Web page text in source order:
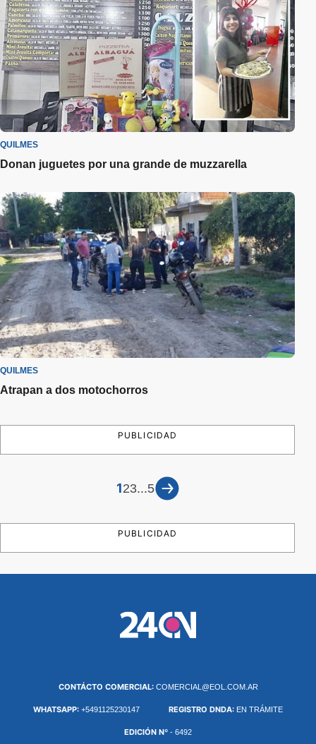
QUILMES
Donan juguetes por una grande de muzzarella
QUILMES
Atrapan a dos motochorros
PUBLICIDAD
123...5
PUBLICIDAD
CONTÁCTO COMERCIAL: COMERCIAL@EOL.COM.AR
WHATSAPP: +5491125230147 REGISTRO DNDA: EN TRÁMITE
EDICIÓN Nº - 6492